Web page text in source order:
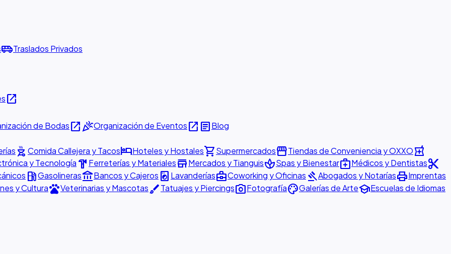
airport_shuttleTraslados Privados
open_in_new
de Bodasopen_in_newcelebrationOrganización de Eventosopen_in_new articleBlog
outdoor_grill Comida Callejera y TacoshotelHoteles y Hostalesshopping_cartSupermercadosstorefrontTiendas de Conveniencia y OXXOlocal_pharmacy
y Tecnología hardware Ferreterías y MaterialesstoreMercados y TianguisspaSpas y Bienestarmedical_servicesMédicos y Dentistascontent_cut
local_gas_stationGasolinerasaccount_balanceBancos y Cajeros local_laundry_service Lavanderíasbusiness_centerCoworking y Oficinas gavelAbogados y NotaríasprintImprentas
y CulturapetsVeterinarias y MascotasbrushTatuajes y Piercingsphoto_cameraFotografíapaletteGalerías de ArteschoolEscuelas de Idiomas